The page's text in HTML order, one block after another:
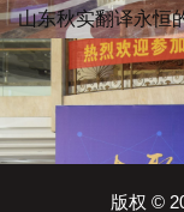
山东秋实翻译永恒
版权 ©